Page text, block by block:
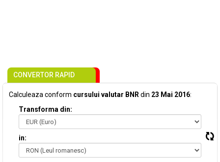
CONVERTOR RAPID
Calculeaza conform cursului valutar BNR din 23 Mai 2016:
Transforma din:
in: